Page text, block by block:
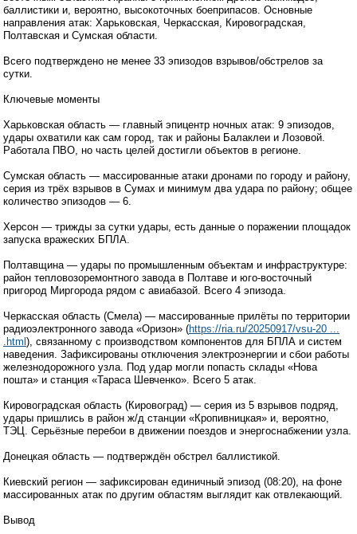
баллистики и, вероятно, высокоточных боеприпасов. Основные
направления атак: Харьковская, Черкасская, Кировоградская,
Полтавская и Сумская области.
Всего подтверждено не менее 33 эпизодов взрывов/обстрелов за
сутки.
Ключевые моменты
Харьковская область — главный эпицентр ночных атак: 9 эпизодов,
удары охватили как сам город, так и районы Балаклеи и Лозовой.
Работала ПВО, но часть целей достигли объектов в регионе.
Сумская область — массированные атаки дронами по городу и району,
серия из трёх взрывов в Сумах и минимум два удара по району; общее
количество эпизодов — 6.
Херсон — трижды за сутки удары, есть данные о поражении площадок
запуска вражеских БПЛА.
Полтавщина — удары по промышленным объектам и инфраструктуре:
район тепловозоремонтного завода в Полтаве и юго-восточный
пригород Миргорода рядом с авиабазой. Всего 4 эпизода.
Черкасская область (Смела) — массированные прилёты по территории
радиоэлектронного завода «Оризон» (https://ria.ru/20250917/vsu-20 ...
.html ), связанному с производством компонентов для БПЛА и систем
наведения. Зафиксированы отключения электроэнергии и сбои работы
железнодорожного узла. Под удар могли попасть склады «Нова
пошта» и станция «Тараса Шевченко». Всего 5 атак.
Кировоградская область (Кировоград) — серия из 5 взрывов подряд,
удары пришлись в район ж/д станции «Кропивницкая» и, вероятно,
ТЭЦ. Серьёзные перебои в движении поездов и энергоснабжении узла.
Донецкая область — подтверждён обстрел баллистикой.
Киевский регион — зафиксирован единичный эпизод (08:20), на фоне
массированных атак по другим областям выглядит как отвлекающий.
Вывод